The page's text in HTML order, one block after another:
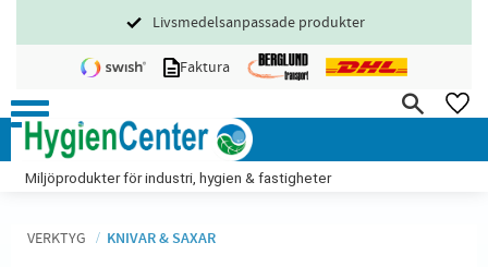
Meny
Livsmedelsanpassade produkter
Faktura
Miljöprodukter för industri, hygien & fastigheter
VERKTYG KNIVAR & SAXAR